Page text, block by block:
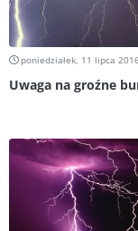
poniedziałek, 11 lipca
Uwaga na groźne